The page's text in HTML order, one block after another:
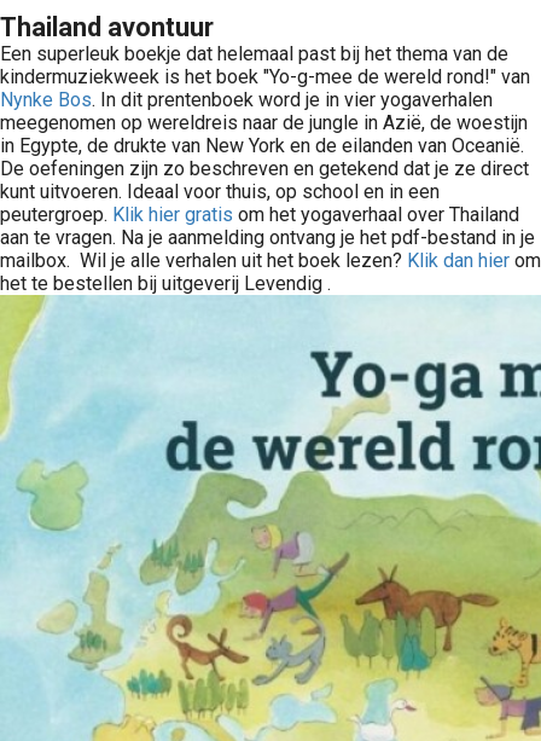
Thailand avontuur
Een superleuk boekje dat helemaal past bij het thema van de
kindermuziekweek is het boek "Yo-g-mee de wereld rond!" van
Nynke Bos. In dit prentenboek word je in vier yogaverhalen
meegenomen op wereldreis naar de jungle in Azië, de woestijn
in Egypte, de drukte van New York en de eilanden van Oceanië.
De oefeningen zijn zo beschreven en getekend dat je ze direct
kunt uitvoeren. Ideaal voor thuis, op school en in een
peutergroep. Klik hier gratis om het yogaverhaal over Thailand
aan te vragen. Na je aanmelding ontvang je het pdf-bestand in je
mailbox. Wil je alle verhalen uit het boek lezen? Klik dan hier om
het te bestellen bij uitgeverij Levendig .